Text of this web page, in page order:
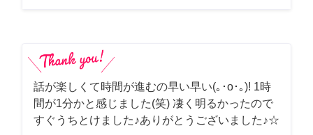
話が楽しくて時間が進むの早い早い(｡･о･｡)! 1時
間が1分かと感じました(笑) 凄く明るかったので
すぐうちとけました♪ありがとうございました♪☆